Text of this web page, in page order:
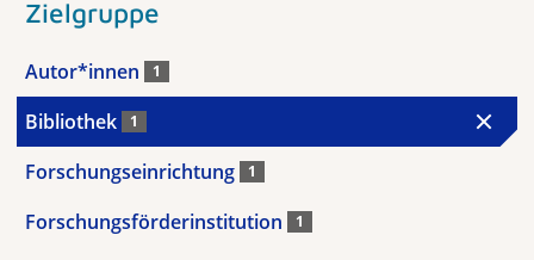
Zielgruppe
Autor*innen 1
Bibliothek 1
Forschungseinrichtung 1
Forschungsförderinstitution 1